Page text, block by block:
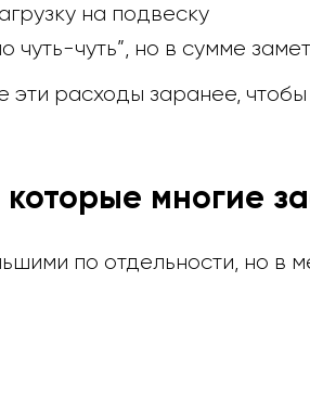
на подвеску
чуть-чуть”, но в сумме
расходы заранее,
многие
по отдельности, но